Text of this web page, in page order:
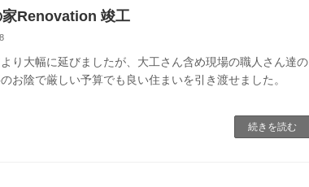
家Renovation 竣工
り大幅に延びましたが、大工さん含め現場の職人さん達の
お陰で厳しい予算でも良い住まいを引き渡せました。
続きを読む